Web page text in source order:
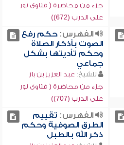
جزء من محاضرة ( فتاوى نور
على الدرب (672))
الفهرس:حكم رفع
الصوت بأذكار الصلاة
وحكم تأديتها بشكل
جماعي
للشيخ: عبد العزيز بن باز
جزء من محاضرة ( فتاوى نور
على الدرب (707))
الفهرس: تقييم
الطرق الصوفية وحكم
ذكر الله بالطبل